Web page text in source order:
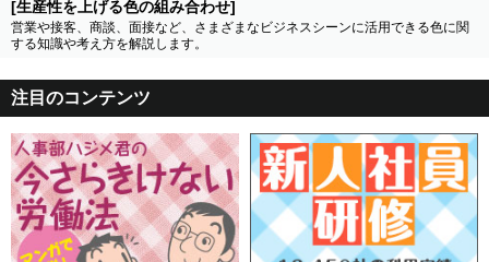
[生産性を上げる色の組み合わせ]
営業や接客、商談、面接など、さまざまなビジネスシーンに活用できる色に関
する知識や考え方を解説します。
注目のコンテンツ